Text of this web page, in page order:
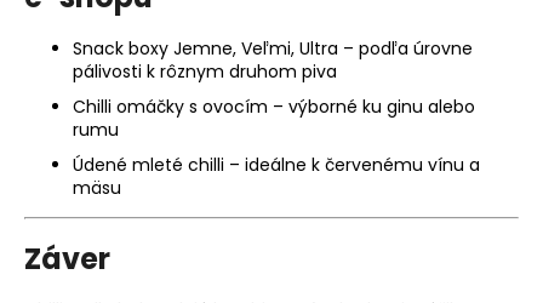
Snack boxy Jemne, Veľmi, Ultra – podľa úrovne
pálivosti k rôznym druhom piva
Chilli omáčky s ovocím – výborné ku ginu alebo
rumu
Údené mleté chilli – ideálne k červenému vínu a
mäsu
Záver